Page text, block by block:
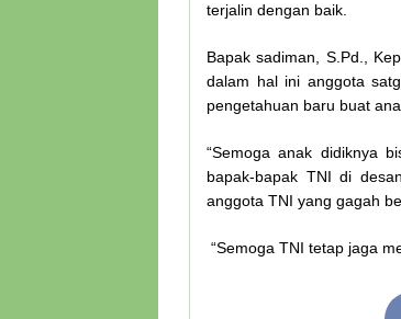
terjalin dengan baik.
Bapak sadiman, S.Pd.,
dalam hal ini anggota
pengetahuan baru buat
“Semoga anak didiknya
bapak-bapak TNI di
anggota TNI yang gagah
“Semoga TNI tetap jaga